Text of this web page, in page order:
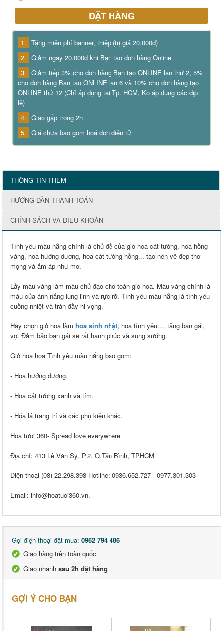
ĐẶT HÀNG
1. Tặng miễn phí banner, thiệp (trị giá 20.000đ)
2. Giảm ngay 20.000đ khi Bạn tạo đơn hàng Online
3. Giảm tiếp 3% cho đơn hàng Bạn tạo ONLINE lần thứ 2, 5%
cho đơn hàng Bạn tạo ONLINE lần 6 và 10% cho đơn hàng tạo
ONLINE thứ 12 (Chỉ áp dụng tại Tp. HCM, Ko áp dụng các dịp
lễ)
4. Giao gấp trong 2h
5. Giá chưa bao gồm hoá đơn điện tử
THÔNG TIN THÊM
HƯỚNG DẪN THANH TOÁN
CHÍNH SÁCH VÀ ĐIỀU KHOẢN
Tình yêu màu nắng chính là chủ đề của giỏ hoa cát tường, hoa hồng
vàng, hoa hướng dương, hoa cát tường hồng... tạo nên vẻ đẹp thơ
mọng và ấm áp như mơ.
Lấy màu vàng làm màu chủ đạo cho toàn giỏ hoa. Màu vàng chính là
màu của ánh nắng lung linh và rực rỡ. Tình yêu màu nắng là tình yêu
cuồng nhiệt và tràn đầy hi vọng.
Hãy chọn giỏ hoa làm hoa sinh nhật, hoa tình yêu.... tặng bạn gái,
vợ. Đảm bảo bạn gái sẽ rất hạnh phúc và sung sướng.
Giỏ hoa hoa Tình yêu màu nắng bao gồm:
- Hoa hướng dương.
- Hoa cát tường xanh và tím.
- Hóa lá trang trí và các phụ kiện khác.
Hoa tươi 360- Spread love everywhere
Địa chỉ: 413 Lê Văn Sỹ, P.2. Q.Tân Bình, TPHCM
Điện thoại (08) 22.298.398 Hotline: 0936.652.727 - 0977.301.303
Email: info@hoatuoi360.vn.
Gọi điện thoại đặt mua: 0962 794 486
Giao hàng trên toàn quốc
Giao nhanh sau 2h đặt hàng
GỢI Ý CHO BẠN